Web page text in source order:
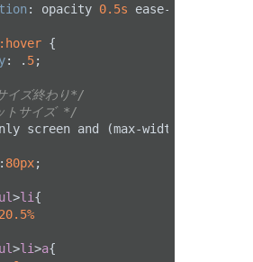
: opacity 0.5s ease-out;
:hover {
: . 5;
イズ終わり*/
トサイズ */
screen and (max-width:
: 80px;
ul>li {
20.5%
ul>li>a{